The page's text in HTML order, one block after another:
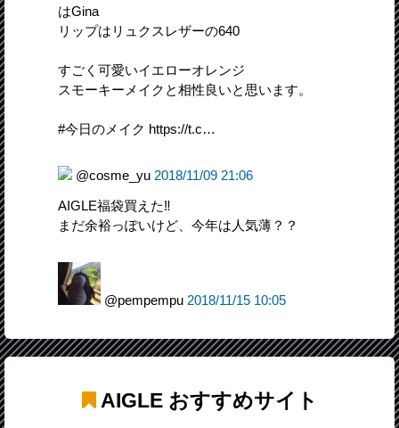
はGina
リップはリュクスレザーの640
すごく可愛いイエローオレンジ
スモーキーメイクと相性良いと思います。
#今日のメイク https://t.c…
@cosme_yu 2018/11/09 21:06
AIGLE福袋買えた‼️
まだ余裕っぽいけど、今年は人気薄？？
@pempempu 2018/11/15 10:05
AIGLEおすすめサイト